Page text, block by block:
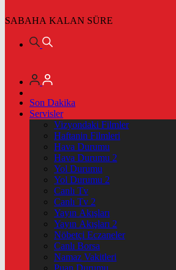
SABAHA KALAN SÜRE
Son Dakika
Servisler
Vizyondaki Filmler
Haftanin Filmleri
Hava Durumu
Hava Durumu 2
Yol Durumu
Yol Durumu 2
Canlı Tv
Canlı Tv 2
Yayın Akışları
Yayın Akışları 2
Nöbetçi Eczaneler
Canlı Borsa
Namaz Vakitleri
Puan Durumu